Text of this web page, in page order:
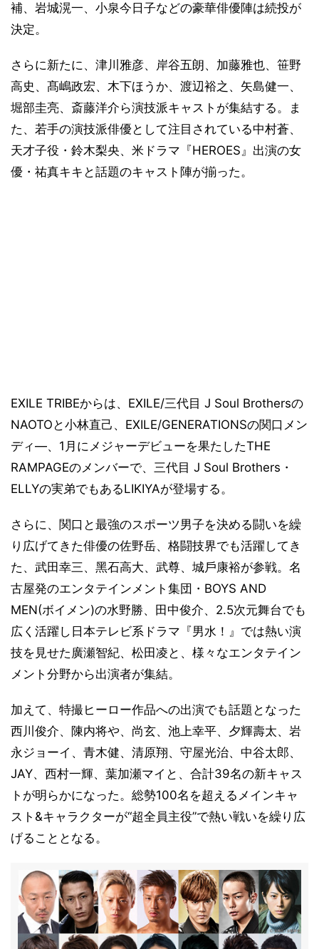
補、岩城滉一、小泉今日子などの豪華俳優陣は続投が
決定。
さらに新たに、津川雅彦、岸谷五朗、加藤雅也、笹野
高史、髙嶋政宏、木下ほうか、渡辺裕之、矢島健一、
堀部圭亮、斎藤洋介ら演技派キャストが集結する。ま
た、若手の演技派俳優として注目されている中村蒼、
天才子役・鈴木梨央、米ドラマ『HEROES』出演の女
優・祐真キキと話題のキャスト陣が揃った。
EXILE TRIBEからは、EXILE/三代目 J Soul Brothersの
NAOTOと小林直己、EXILE/GENERATIONSの関口メン
ディ―、1月にメジャーデビューを果たしたTHE
RAMPAGEのメンバーで、三代目 J Soul Brothers・
ELLYの実弟でもあるLIKIYAが登場する。
さらに、関口と最強のスポーツ男子を決める闘いを繰
り広げてきた俳優の佐野岳、格闘技界でも活躍してき
た、武田幸三、黑石高大、武尊、城戶康裕が参戦。名
古屋発のエンタテインメント集団・BOYS AND
MEN(ボイメン)の水野勝、田中俊介、2.5次元舞台でも
広く活躍し日本テレビ系ドラマ『男水！』では熱い演
技を見せた廣瀬智紀、松田凌と、様々なエンタテイン
メント分野から出演者が集結。
加えて、特撮ヒーロー作品への出演でも話題となった
⻄川俊介、陳内将や、尚玄、池上幸平、夕輝壽太、岩
永ジョーイ、⻘木健、清原翔、守屋光治、中谷太郎、
JAY、⻄村一輝、葉加瀬マイと、合計39名の新キャス
トが明らかになった。総勢100名を超えるメインキャ
スト&キャラクターが“超全員主役”で熱い戦いを繰り広
げることとなる。